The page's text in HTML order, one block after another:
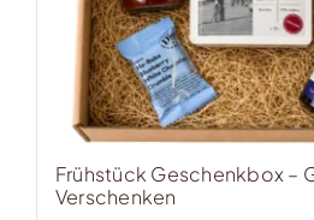
Frühstück Geschenkbox –
Verschenken